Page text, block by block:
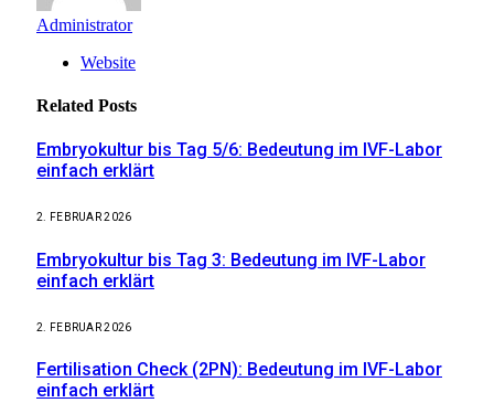
Administrator
Website
Related Posts
Embryokultur bis Tag 5/6: Bedeutung im IVF-Labor
einfach erklärt
2. FEBRUAR 2026
Embryokultur bis Tag 3: Bedeutung im IVF-Labor
einfach erklärt
2. FEBRUAR 2026
Fertilisation Check (2PN): Bedeutung im IVF-Labor
einfach erklärt